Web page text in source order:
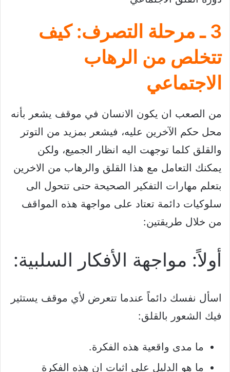
3 ـ مرحلة التصرف: كيف
تتخلص من الرهاب
الاجتماعي
من الصعب ان يكون الانسان في موقف يشعر بأنه
محل حكم الآخرين عليه، فيشعر بمزيد من التوتر
والقلق كلما توجهت اليه انظار الجميع، ولكن
يمكنك التعامل مع هذا القلق والرهاب من الاخرين
بتعلم مهارات التفكير الصحيحة حتى تتحول الى
سلوكيات دائمة تعتاد على مواجهة هذه المواقف
من خلال طريقتين:
أولاً: مواجهة الأفكار السلبية:
اسأل نفسك دائماً عندما تتعرض لأي موقف يستثير
فيك الشعور بالقلق:
ما مدى واقعية هذه الفكرة.
ما هو الدليل على اثبات ان هذه الفكرة